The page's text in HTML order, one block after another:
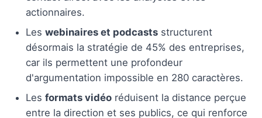
actionnaires.
Les webinaires et podcasts structurent
désormais la stratégie de 45% des entreprises,
car ils permettent une profondeur
d'argumentation impossible en 280 caractères.
Les formats vidéo réduisent la distance perçue
entre la direction et ses publics, ce qui renforce